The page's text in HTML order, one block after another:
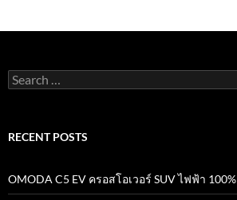
Search
for:
RECENT POSTS
OMODA C5 EV ครอสโอเวอร์ SUV ไฟฟ้า 100%